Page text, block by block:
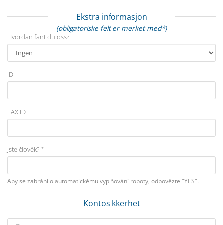
Ekstra informasjon
(obligatoriske felt er merket med*)
Hvordan fant du oss?
ID
TAX ID
Jste člověk? *
Aby se zabránilo automatickému vyplňování roboty, odpovězte "YES".
Kontosikkerhet